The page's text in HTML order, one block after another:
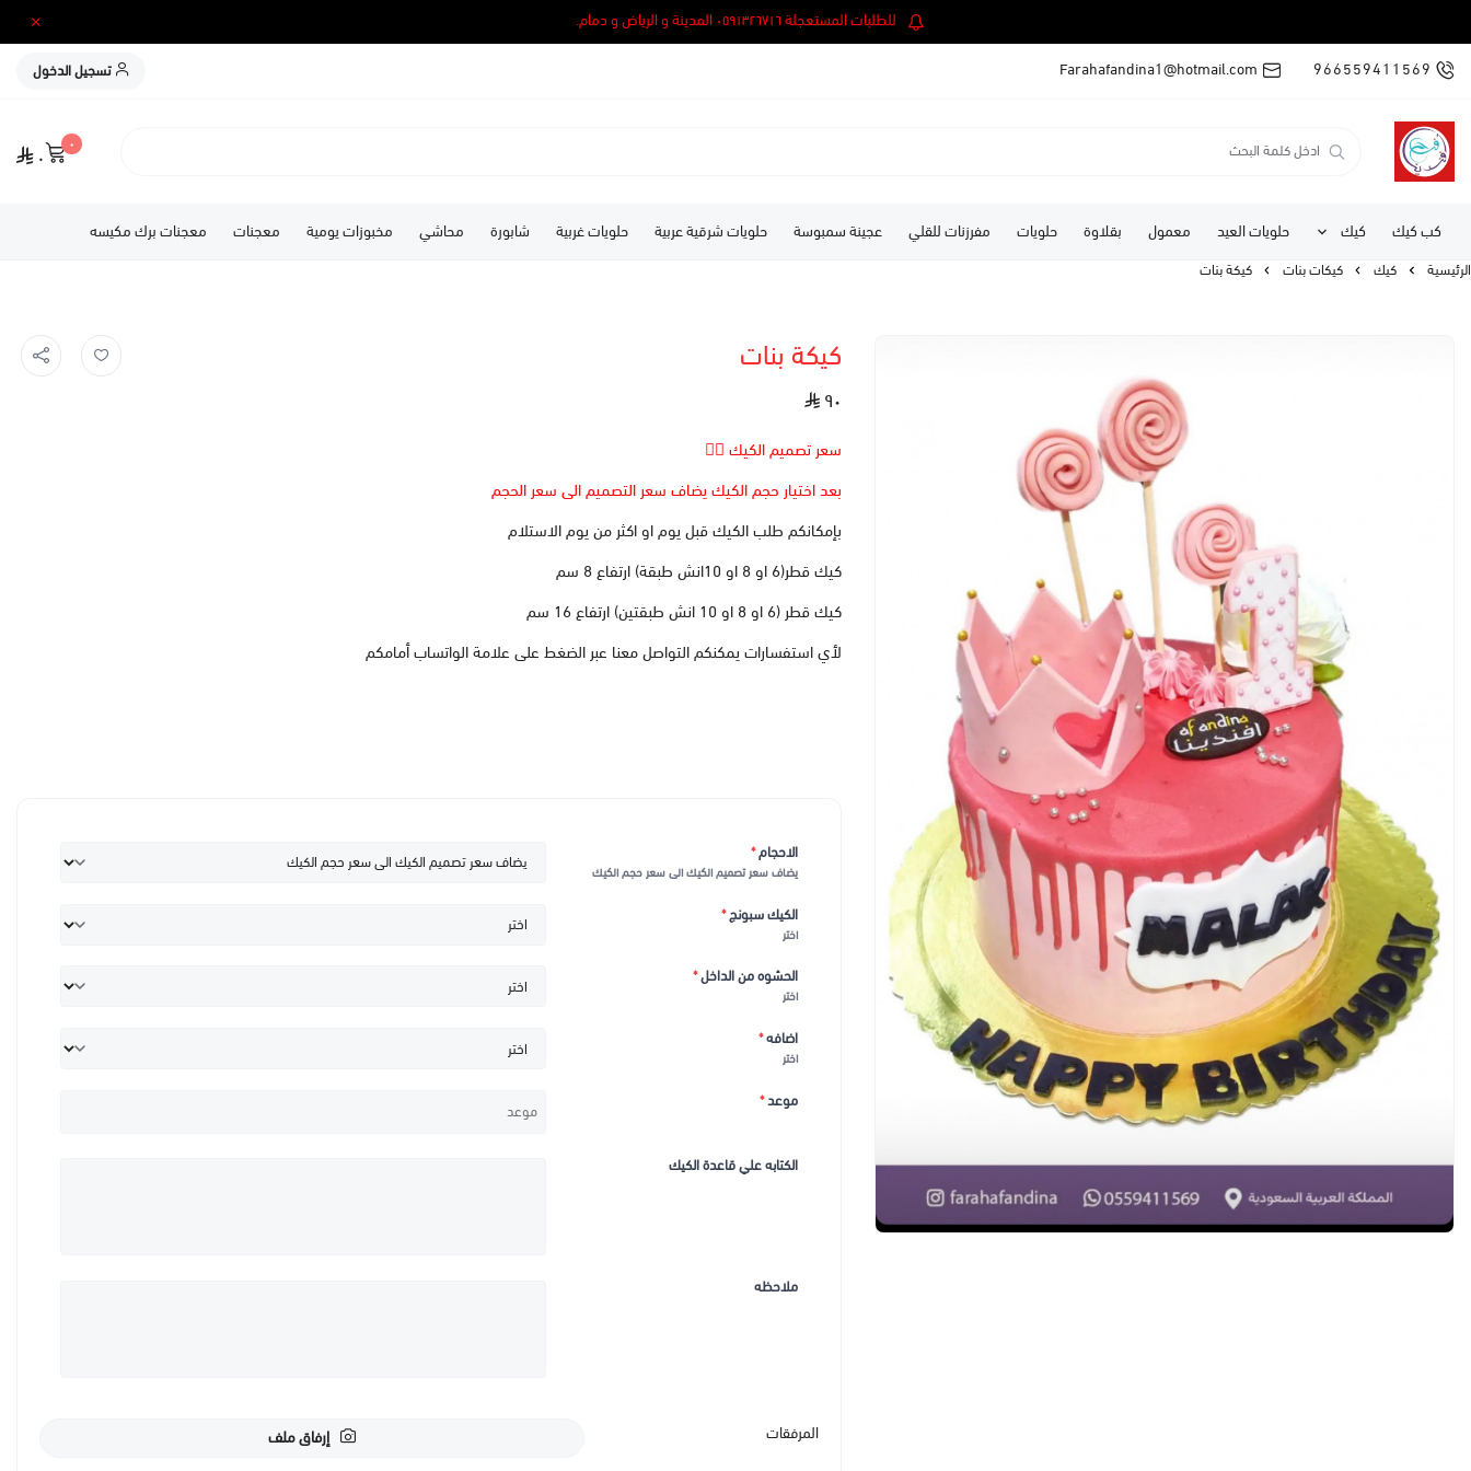
للطلبات المستعجلة ٠٥٩١٣٢٦٧١٦ المدينة و الرياض و دمام.
966559411569
Farahafandina1@hotmail.com تسجيل الدخول
٠
٠
كب كيك كيك حلويات العيد معمول بقلاوة حلويات مفرزنات للقلي عجينة سمبوسة حلويات شرقية عربية حلويات غربية شابورة محاشي مخبوزات يومية معجنات معجنات برك مكيسه
الرئيسية كيك كيكات بنات كيكة بنات
كيكة بنات
٩٠
سعر تصميم الكيك 👆🏻
بعد اختيار حجم الكيك يضاف سعر التصميم الى سعر الحجم
بإمكانكم طلب الكيك قبل يوم او اكثر من يوم الاستلام
كيك قطر(6 او 8 او 10انش طبقة) ارتفاع 8 سم
كيك قطر (6 او 8 او 10 انش طبقتين) ارتفاع 16 سم
لأي استفسارات يمكنكم التواصل معنا عبر الضغط على علامة الواتساب أمامكم
الاحجام*
يضاف سعر تصميم الكيك الى سعر حجم الكيك
الكيك سبونج*
اختر
الحشوه من الداخل*
اختر
اضافه*
اختر
موعد*
الكتابه علي قاعدة الكيك
ملاحظه
المرفقات إرفاق ملف